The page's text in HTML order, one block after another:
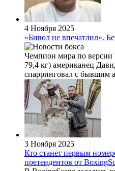
4 Ноября 2025
«Бивол не впечатлил».
Чемпион мира по версии
79,4 кг) американец
спарринговал с бывшим
3 Ноября 2025
Кто станет первым
претендентов от